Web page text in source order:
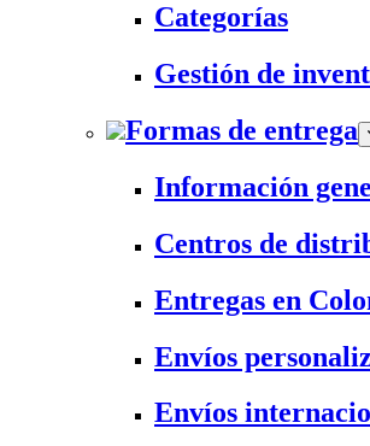
Categorías
Gestión de
Formas de entrega
Información
Centros de
Entregas en
Envíos
Envíos